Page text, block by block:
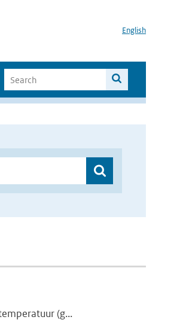
English
(g...